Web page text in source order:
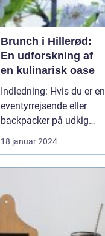
Brunch i Hillerød:
En udforskning af
en kulinarisk oase
Indledning: Hvis du er en
eventyrrejsende eller
backpacker på udkig
efter en uforglemmelig
gastronomisk oplevelse,
charmerende byområde i
den smukke
Nordsjælland-region i
18 januar 2024